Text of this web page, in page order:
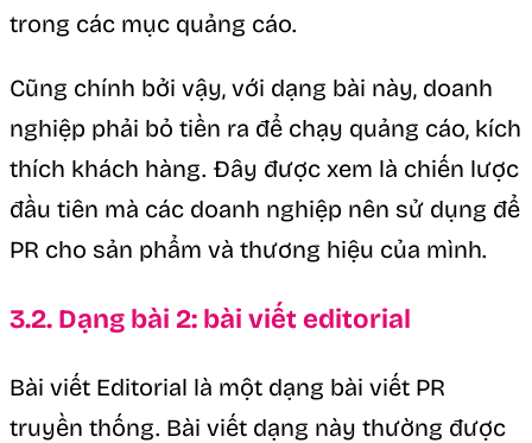
trong các mục quảng cáo.
Cũng chính bởi vậy, với dạng bài này, doanh
nghiệp phải bỏ tiền ra để chạy quảng cáo, kích
thích khách hàng. Đây được xem là chiến lược
đầu tiên mà các doanh nghiệp nên sử dụng để
PR cho sản phẩm và thương hiệu của mình.
3.2. Dạng bài 2: bài viết editorial
Bài viết Editorial là một dạng bài viết PR
truyền thống. Bài viết dạng này thường được